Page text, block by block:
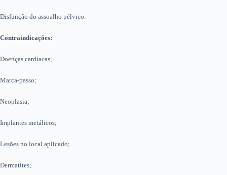
Disfunção do assoalho pélvico.
Contraindicações:
Doenças cardíacas;
Marca-passo;
Neoplasia;
Implantes metálicos;
Lesões no local aplicado;
Dermatites;